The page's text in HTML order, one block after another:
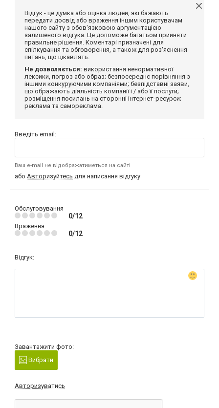
Відгук - це думка або оцінка людей, які бажають
передати досвід або враження іншим користувачам
нашого сайту з обов'язковою аргументацією
залишеного відгука. Це допоможе багатьом прийняти
правильне рішення. Коментарі призначені для
спілкування та обговорення, а також для роз'яснення
питань, що цікавлять.
Не дозволяється: використання ненормативної
лексики, погроз або образ; безпосереднє порівняння з
іншими конкуруючими компаніями; безпідставні заяви,
що ображають діяльність компанії і / або її послуги;
розміщення посилань на сторонні інтернет-ресурси;
реклама та самореклама.
Введіть email:
Ваш e-mail не відображатиметься на сайті
або Авторизуйтесь для написання відгуку
Обслуговування
0/12
Враження
0/12
Відгук:
Завантажити фото:
Вибрати
Авторизуватись